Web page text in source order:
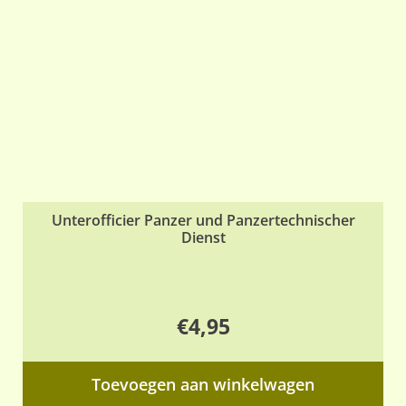
Unterofficier Panzer und Panzertechnischer
Dienst
€4,95
Toevoegen aan winkelwagen